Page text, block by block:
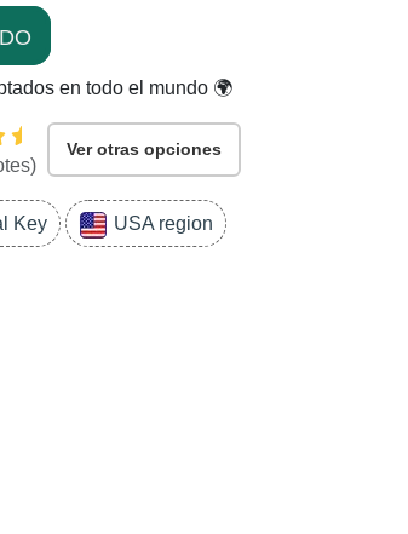
en todo el mundo 🌍
Ver otras opciones
Key USA region